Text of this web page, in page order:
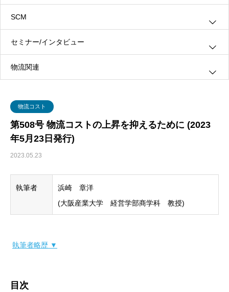
物流コスト
第508号 物流コストの上昇を抑えるために (2023
年5月23日発行)
2023.05.23
執筆者
浜崎 章洋
(大阪産業大学 経営学部商学科 教授)
執筆者略歴 ▼
目次
グリーン・ロジスティクス
３ＰＬ
ロジスティクス
SCM
情報システム
生産管理
セミナー/インタビュー
インタビュー
物流関連
物流品質
輸配送